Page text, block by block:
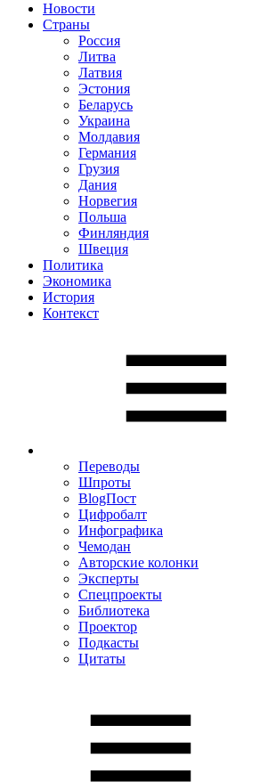
Новости
Страны
Россия
Литва
Латвия
Эстония
Беларусь
Украина
Молдавия
Германия
Грузия
Дания
Норвегия
Польша
Финляндия
Швеция
Политика
Экономика
История
Контекст
Переводы
Шпроты
BlogПост
Цифробалт
Инфографика
Чемодан
Авторские колонки
Эксперты
Спецпроекты
Библиотека
Проектор
Подкасты
Цитаты